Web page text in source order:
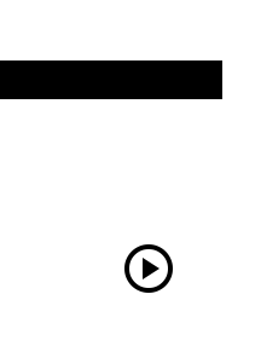
play_circle